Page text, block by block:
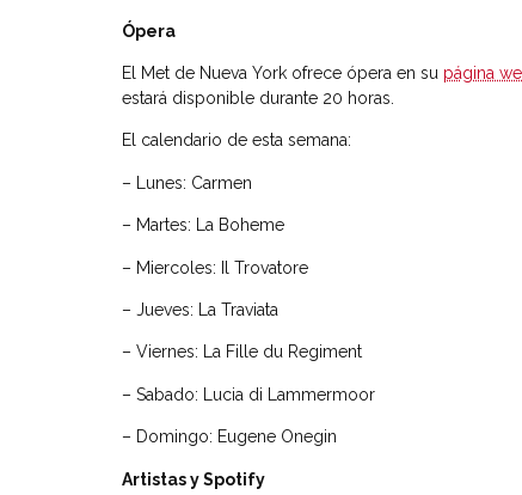
Ópera
El Met de Nueva York ofrece ópera en su página
estará disponible durante 20 horas.
El calendario de esta semana:
– Lunes: Carmen
– Martes: La Boheme
– Miercoles: Il Trovatore
– Jueves: La Traviata
– Viernes: La Fille du Regiment
– Sabado: Lucia di Lammermoor
– Domingo: Eugene Onegin
Artistas y Spotify